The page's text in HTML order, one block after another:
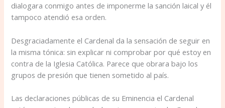
dialogara conmigo antes de imponerme la sanción laical y él
tampoco atendió esa orden.
Desgraciadamente el Cardenal da la sensación de seguir en
la misma tónica: sin explicar ni comprobar por qué estoy en
contra de la Iglesia Católica. Parece que obrara bajo los
grupos de presión que tienen sometido al país.
Las declaraciones públicas de su Eminencia el Cardenal